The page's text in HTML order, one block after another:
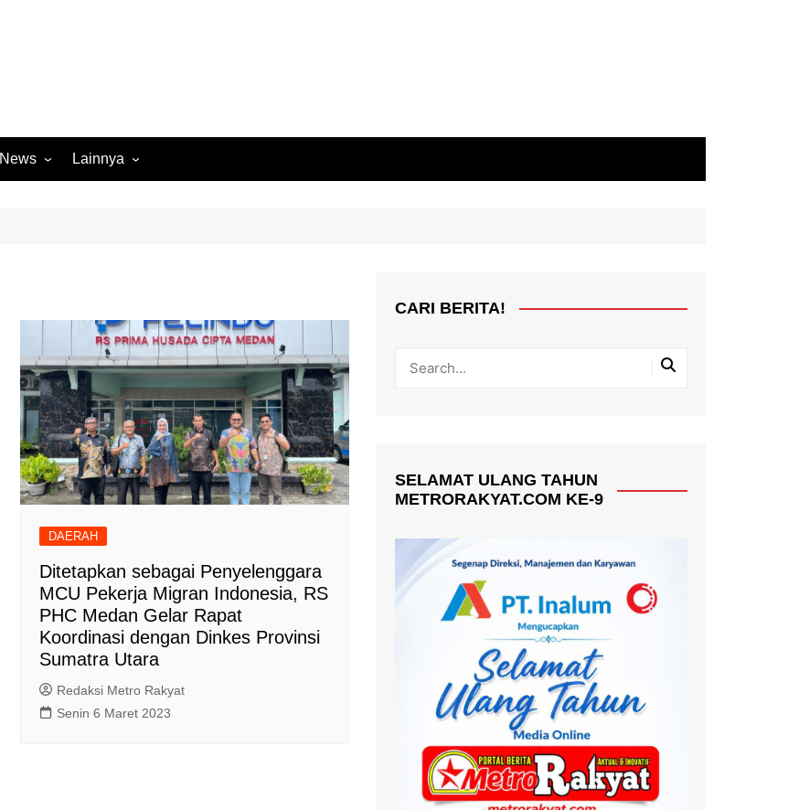
News
Megapolitan
Ormas
Peristiwa
Polisi Kita
Politik
Samosir
TNI Merakyat
Lainnya
Pendidikan
Sumut
Tokoh
Wisata
DAERAH
Ditetapkan sebagai Penyelenggara
MCU Pekerja Migran Indonesia, RS
PHC Medan Gelar Rapat
Koordinasi dengan Dinkes Provinsi
Sumatra Utara
Redaksi Metro Rakyat
Senin 6 Maret 2023
CARI BERITA!
SELAMAT ULANG TAHUN
METRORAKYAT.COM KE-9